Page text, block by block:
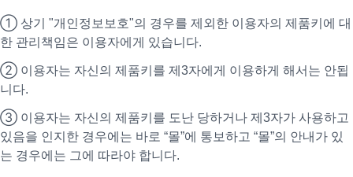
① 상기 "개인정보보호"의 경우를 제외한 이용자의 제품키에 대
한 관리책임은 이용자에게 있습니다.
② 이용자는 자신의 제품키를 제3자에게 이용하게 해서는 안됩
니다.
③ 이용자는 자신의 제품키를 도난 당하거나 제3자가 사용하고
있음을 인지한 경우에는 바로 “몰”에 통보하고 “몰”의 안내가 있
는 경우에는 그에 따라야 합니다.